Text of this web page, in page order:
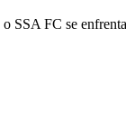
o SSA FC se